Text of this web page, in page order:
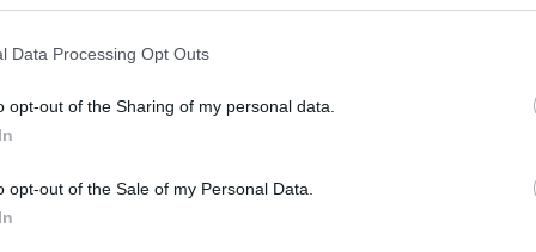
Data Processing Opt Outs
opt-out of the Sharing of my personal data.
opt-out of the Sale of my Personal Data.
por la crisis en Ceuta
sobre el PP por la acogida de los menores de Ceuta en las
a los menores migrantes
y ADN: dentro de la oficina que busca a los desaparecidos de